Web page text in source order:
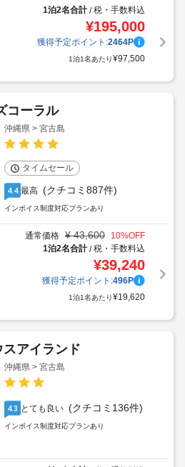
1泊2名合計/税・手数料込
¥195,000
獲得予定ポイント:2464P
1泊1名あたり¥97,500
コーラル
沖縄県 > 宮古島
タイムセール
4.4 最高 (クチコミ887件)
インボイス制度対応プランあり
通常価格 ¥ 43,600 10%OFF
1泊2名合計/税・手数料込
¥39,240
獲得予定ポイント:496P
1泊1名あたり¥19,620
アイランド
沖縄県 > 宮古島
4.3 とても良い (クチコミ136件)
インボイス制度対応プランあり